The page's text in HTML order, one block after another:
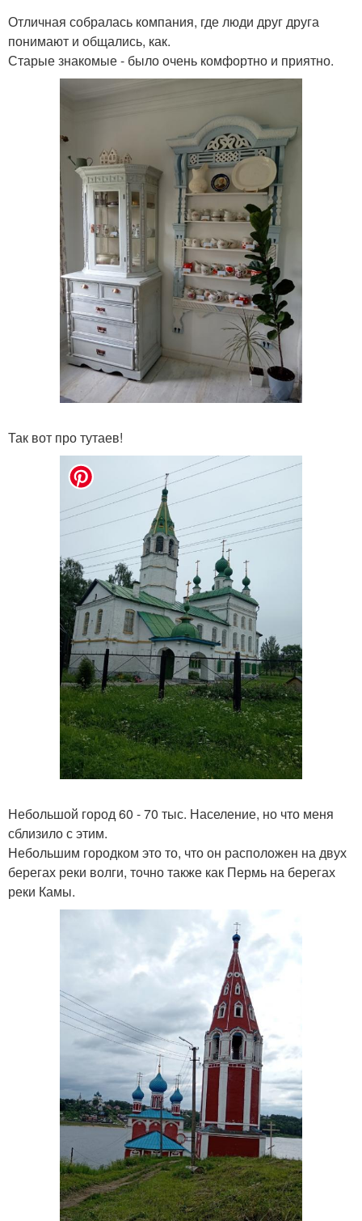
Отличная собралась компания, где люди друг друга
понимают и общались, как.
Старые знакомые - было очень комфортно и приятно.
Так вот про тутаев!
Небольшой город 60 - 70 тыс. Население, но что меня
сблизило с этим.
Небольшим городком это то, что он расположен на двух
берегах реки волги, точно также как Пермь на берегах
реки Камы.